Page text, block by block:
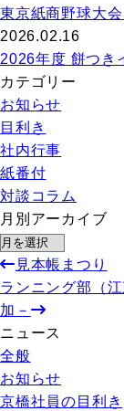
東京紙商野球大
2026.02.16
2026年度 餅つき
カテゴリー
お知らせ
目利き
社内行事
紙番付
対談コラム
月別アーカイブ
見本帳まつり
ランニング部（
加－
ニュース
全般
お知らせ
京橋社員の目利き